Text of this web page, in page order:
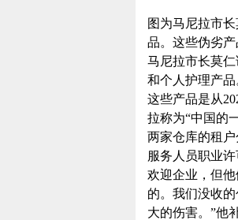
图为马尼拉市
品。这些伪劣
马尼拉市长莫
和个人护理产品
这些产品是从
拉称为“中国的
两家仓库的租
服务人员职业
欢迎企业，但
的。我们没收
大的伤害。”他